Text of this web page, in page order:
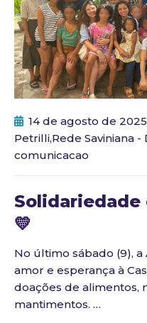
14 de agosto de 2025
Petrilli,Rede Saviniana
comunicacao
💛
No último sábado (9),
amor e esperança à
doações de alimentos,
mantimentos. …